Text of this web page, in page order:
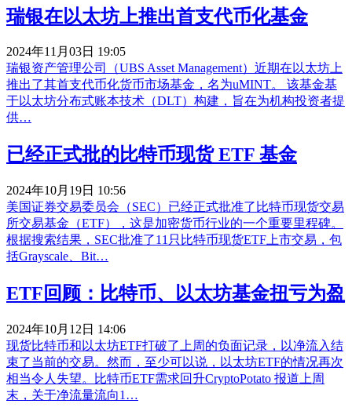
瑞银在以太坊上推出首支代币化基金
2024年11月03日 19:05
瑞银资产管理公司（UBS Asset Management）近期在以太坊上
推出了其首支代币化货币市场基金，名为uMINT。 该基金基
于以太坊分布式账本技术（DLT）构建，旨在为机构投资者提
供…
已经正式批的比特币现货 ETF 基金
2024年10月19日 10:56
美国证券交易委员会（SEC）已经正式批准了比特币现货交易
所交易基金（ETF），这是加密货币行业的一个重要里程碑。
根据搜索结果，SEC批准了11只比特币现货ETF上市交易，包
括Grayscale、Bit…
ETF回顾：比特币、以太坊基金扭亏为盈
2024年10月12日 14:06
现货比特币和以太坊ETF打破了上周的负面记录，以净流入结
束了当前的交易。然而，至少可以说，以太坊ETF的情况再次
相当令人失望。比特币ETF需求回升CryptoPotato 报道上周
末，关于净流量流向1…